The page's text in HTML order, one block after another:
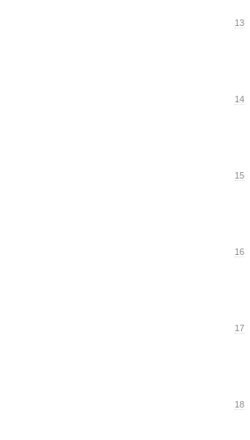
13
14
15
16
17
18